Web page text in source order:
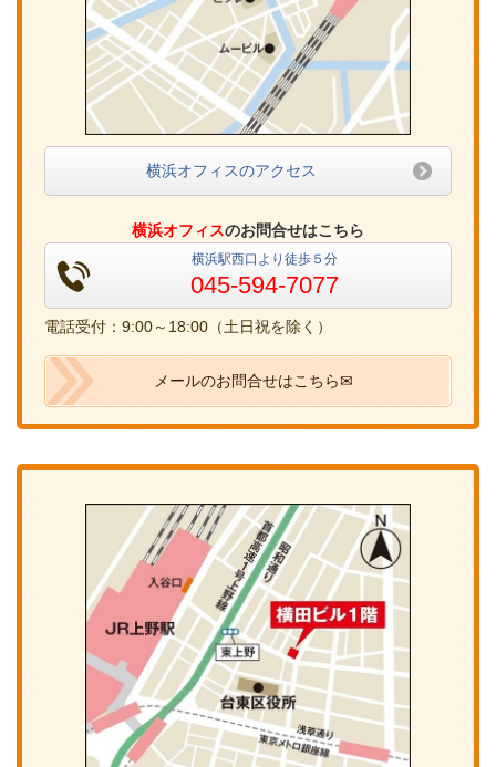
横浜オフィスのアクセス
横浜オフィスのお問合せはこちら
横浜駅西口より徒歩５分
045-594-7077
電話受付：9:00～18:00（土日祝を除く）
メールのお問合せはこちら✉